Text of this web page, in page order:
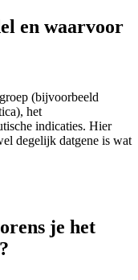
en waarvoor
(bijvoorbeeld
het
indicaties. Hier
degelijk datgene is wat
je het